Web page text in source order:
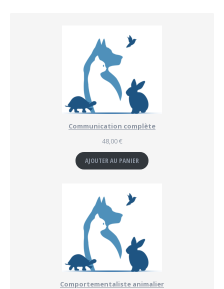
Communication complète
48,00€
AJOUTER AU PANIER
Comportementaliste animalier